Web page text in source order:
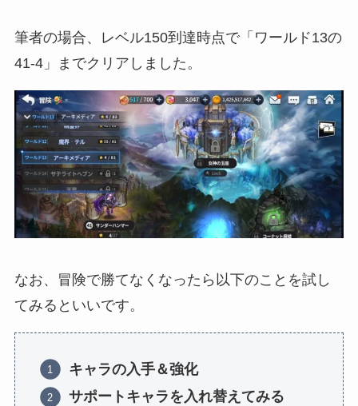
筆者の場合、レベル150到達時点で「ワールド13の
41-4」までクリアしました。
なお、冒険で勝てなくなったら以下のことを試し
てみるといいです。
キャラの入手＆強化
サポートキャラを入れ替えてみる